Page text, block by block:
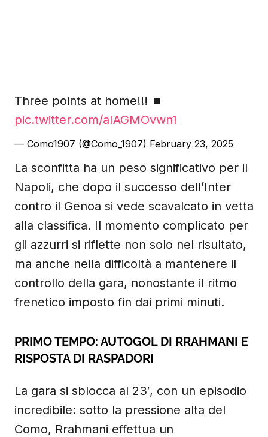
Three points at home!!! ⏹️
pic.twitter.com/aIAGMOvwn1
— Como1907 (@Como_1907) February 23, 2025
La sconfitta ha un peso significativo per il
Napoli, che dopo il successo dell’Inter
contro il Genoa si vede scavalcato in vetta
alla classifica. Il momento complicato per
gli azzurri si riflette non solo nel risultato,
ma anche nella difficoltà a mantenere il
controllo della gara, nonostante il ritmo
frenetico imposto fin dai primi minuti.
PRIMO TEMPO: AUTOGOL DI RRAHMANI E
RISPOSTA DI RASPADORI
La gara si sblocca al 23′, con un episodio
incredibile: sotto la pressione alta del
Como, Rrahmani effettua un